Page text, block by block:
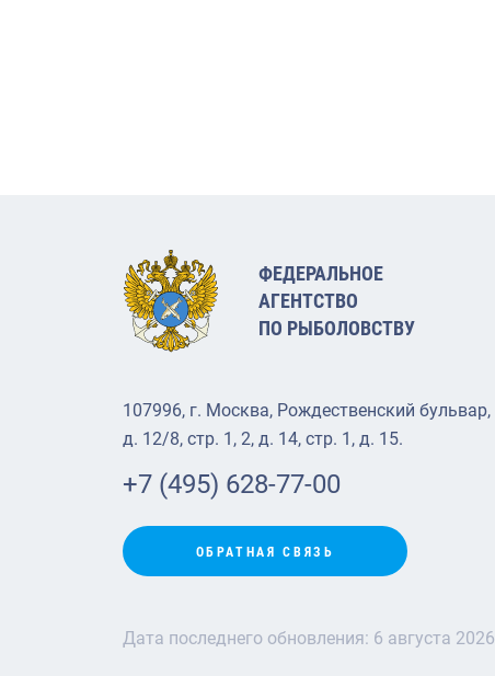
ФЕДЕРАЛЬНОЕ
АГЕНТСТВО
ПО РЫБОЛОВСТВУ
107996, г. Москва, Рождественский бульвар,
д. 12/8, стр. 1, 2, д. 14, стр. 1, д. 15.
+7 (495) 628-77-00
ОБРАТНАЯ СВЯЗЬ
Дата последнего обновления: 6 августа 2026